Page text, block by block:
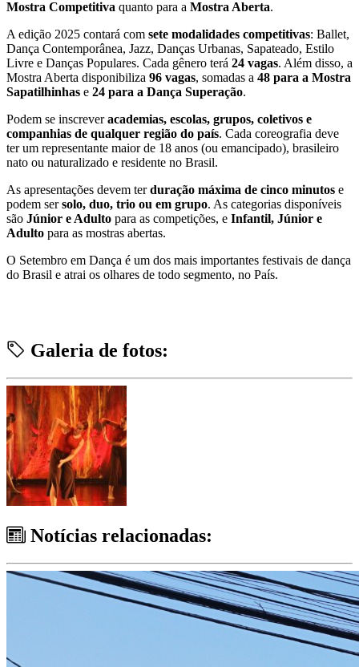
Mostra Competitiva quanto para a Mostra Aberta.
A edição 2025 contará com sete modalidades competitivas: Ballet,
Dança Contemporânea, Jazz, Danças Urbanas, Sapateado, Estilo
Livre e Danças Populares. Cada gênero terá 24 vagas. Além disso, a
Mostra Aberta disponibiliza 96 vagas, somadas a 48 para a Mostra
Sapatilhinhas e 24 para a Dança Superação.
Podem se inscreveracademias, escolas, grupos, coletivos e
companhias de qualquer região do país. Cada coreografia deve
ter um representante maior de 18 anos (ou emancipado), brasileiro
nato ou naturalizado e residente no Brasil.
As apresentações devem terduração máxima de cinco minutos e
podem sersolo, duo, trio ou em grupo. As categorias disponíveis
são Júnior e Adulto para as competições, e Infantil, Júnior e
Adulto para as mostras abertas.
O Setembro em Dança é um dos mais importantes festivais de dança
do Brasil e atrai os olhares de todo segmento, no País.
Galeria de fotos:
Notícias relacionadas: